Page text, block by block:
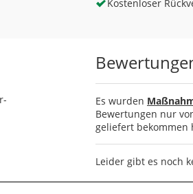
Kostenloser
Es wurden
Bewertungen nur
geliefert bekommen
Leider gibt es noch